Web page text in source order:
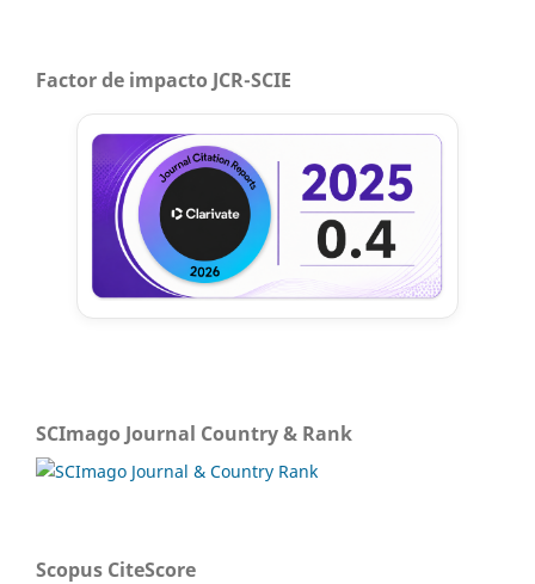
Factor de impacto JCR-SCIE
SCImago Journal Country & Rank
Scopus CiteScore